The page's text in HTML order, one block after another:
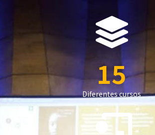
Diferentes cursos
15